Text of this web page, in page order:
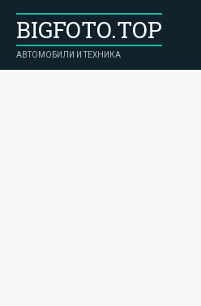
BIGFOTO.TOP
АВТОМОБИЛИ И ТЕХНИКА